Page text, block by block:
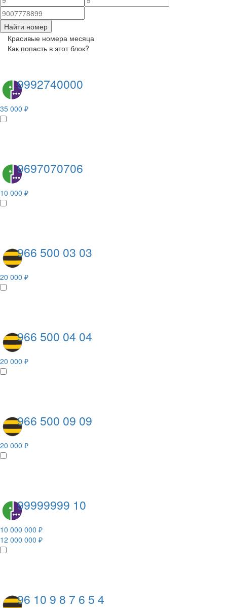
Найти номер
Красивые номера месяца
Как попасть в этот блок?
9992740000
35 000 ₽
9697070706
10 000 ₽
966 500 03 03
20 000 ₽
966 500 04 04
20 000 ₽
966 500 09 09
20 000 ₽
99999999 10
10 000 000 ₽
12 000 000 ₽
96 10 9 8 7 6 5 4